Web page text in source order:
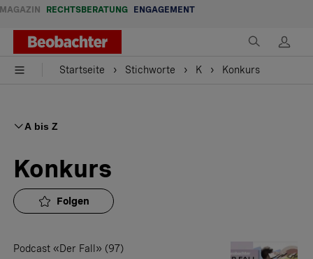
MAGAZIN RECHTSBERATUNG ENGAGEMENT
Startseite Stichworte K Konkurs
A bis Z
Konkurs
Folgen
Podcast «Der Fall» (97)